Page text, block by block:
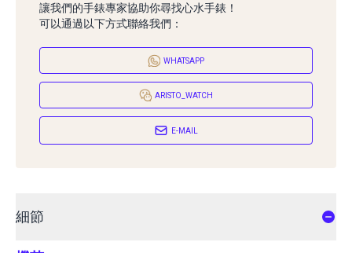
讓我們的手錶專家協助你尋找心水手錶！
可以通過以下方式聯絡我們：
WHATSAPP
ARISTO_WATCH
E-MAIL
細節